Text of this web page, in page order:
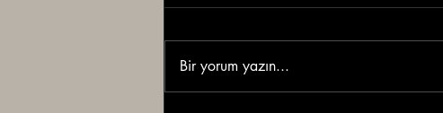
Bir yorum yazın...